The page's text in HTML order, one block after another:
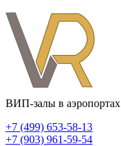
ВИП-залы в аэропортах
+7 (499) 653-58-13
+7 (903) 961-59-54